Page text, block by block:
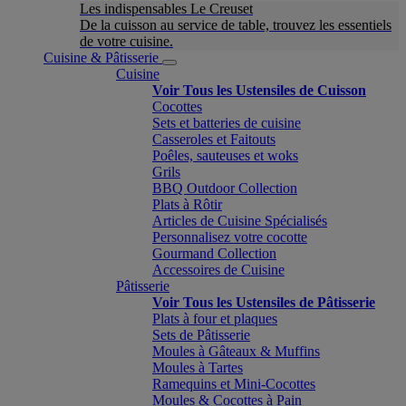
Les indispensables Le Creuset
De la cuisson au service de table, trouvez les essentiels
de votre cuisine.
Cuisine & Pâtisserie
Cuisine
Voir Tous les Ustensiles de Cuisson
Cocottes
Sets et batteries de cuisine
Casseroles et Faitouts
Poêles, sauteuses et woks
Grils
BBQ Outdoor Collection
Plats à Rôtir
Articles de Cuisine Spécialisés
Personnalisez votre cocotte
Gourmand Collection
Accessoires de Cuisine
Pâtisserie
Voir Tous les Ustensiles de Pâtisserie
Plats à four et plaques
Sets de Pâtisserie
Moules à Gâteaux & Muffins
Moules à Tartes
Ramequins et Mini-Cocottes
Moules & Cocottes à Pain